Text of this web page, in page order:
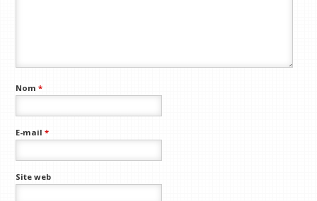
Nom*
E-mail*
Site web